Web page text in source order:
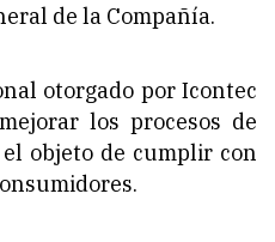
de la Compañía.
otorgado por Icontec
los procesos de
objeto de cumplir con